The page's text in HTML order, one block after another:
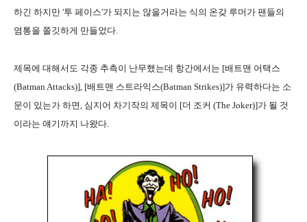
하긴 하지만 '투 페이스'가 되지는 않을거라는 식의 온갖 루머가 팬들의
염통을 쫄깃하게 만들었다.
제목에 대해서도 각종 추측이 난무했는데 항간에서는 [배트맨 어택스
(Batman Attacks)], [배트맨 스트라익스(Batman Strikes)]가 유력하다는 소
문이 있는가 하면, 심지어 차기작의 제목이 [더 조커 (The Joker)]가 될 것
이라는 얘기까지 나왔다.